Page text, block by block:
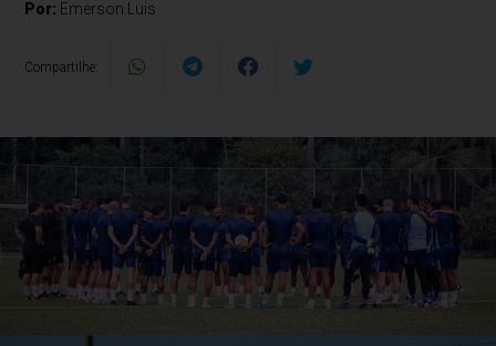
Por: Emerson Luis
Compartilhe: